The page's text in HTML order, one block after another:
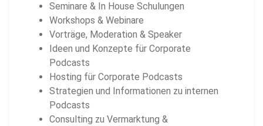
Seminare & In House Schulungen
Workshops & Webinare
Vorträge, Moderation & Speaker
Ideen und Konzepte für Corporate
Podcasts
Hosting für Corporate Podcasts
Strategien und Informationen zu internen
Podcasts
Consulting zu Vermarktung &